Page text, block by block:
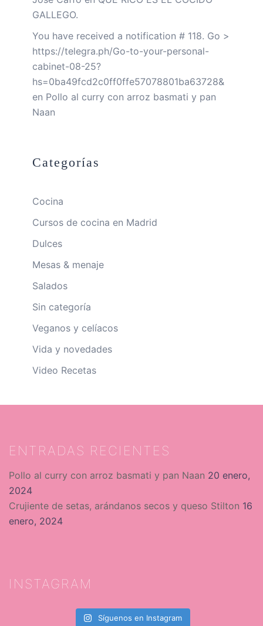
GALLEGO.
You have received a notification # 118. Go >
https://telegra.ph/Go-to-your-personal-
cabinet-08-25?
hs=0ba49fcd2c0ff0ffe57078801ba63728&
en Pollo al curry con arroz basmati y pan
Naan
Categorías
Cocina
Cursos de cocina en Madrid
Dulces
Mesas & menaje
Salados
Sin categoría
Veganos y celíacos
Vida y novedades
Video Recetas
ENTRADAS RECIENTES
Pollo al curry con arroz basmati y pan Naan 20 enero,
2024
Crujiente de setas, arándanos secos y queso Stilton 16
enero, 2024
INSTAGRAM
Síguenos en Instagram